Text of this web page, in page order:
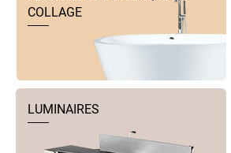
COLLAGE
LUMINAIRES